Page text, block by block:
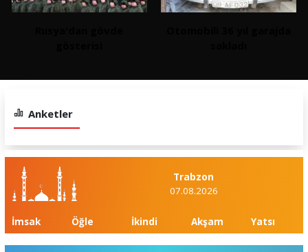
Anketler
Trabzon
07.08.2026
İmsak Öğle İkindi Akşam Yatsı